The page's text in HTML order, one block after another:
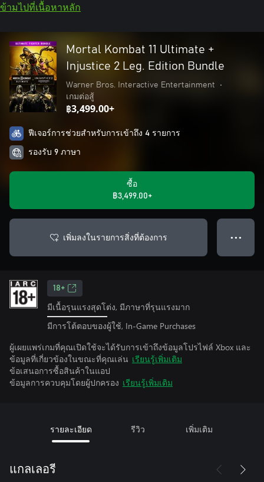
ข้ามไปที่เนื้อหาหลัก
Mortal Kombat 11 Ultimate +
Injustice 2 Leg. Edition Bundle
Warner Bros. Interactive Entertainment
•
เกมต่อสู้
฿3,499.00+
ฟีเจอร์การช่วยสำหรับการเข้าถึง 4 รายการ
รองรับ 9 ภาษา
ซื้อ
฿3,499.00+
เพิ่มลงในรายการสิ่งที่ต้องการ ● ● ●
18+
มีเนื้อรุนแรงสุดโต่ง, มีภาษาที่รุนแรงมาก
มีการโต้ตอบของผู้ใช้, In-Game Purchases
ผู้เผยแพร่เกมที่คุณเปิดใช้จะได้รับการเข้าถึงข้อมูลโปรไฟล์ Xbox และ
ข้อมูลที่เกี่ยวข้องในขณะที่คุณเล่น เรียนรู้เพิ่มเติม
ข้อเสนอการซื้อสินค้าในแอป
ข้อมูลการควบคุมโดยผู้ปกครอง เรียนรู้เพิ่มเติม
รายละเอียด รีวิว เพิ่มเติม
แกลเลอรี